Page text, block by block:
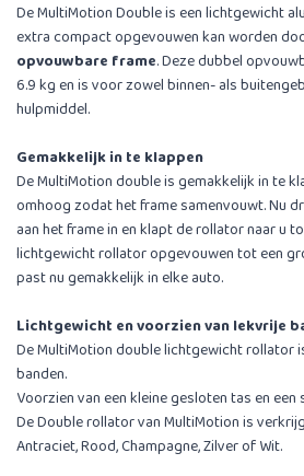
De MultiMotion Double is een lichtgewicht
extra compact opgevouwen kan worden
opvouwbare frame. Deze dubbel
6.9 kg en is voor zowel binnen- als
hulpmiddel.
Gemakkelijk in te klappen
De MultiMotion double is gemakkelijk in te
omhoog zodat het frame samenvouwt. Nu
aan het frame in en klapt de rollator naar u
lichtgewicht rollator opgevouwen tot een
past nu gemakkelijk in elke auto.
Lichtgewicht en voorzien van lekvrije
De MultiMotion double lichtgewicht rollator
banden.
Voorzien van een kleine gesloten tas en een
De Double rollator van MultiMotion is
Antraciet, Rood, Champagne, Zilver of Wit.